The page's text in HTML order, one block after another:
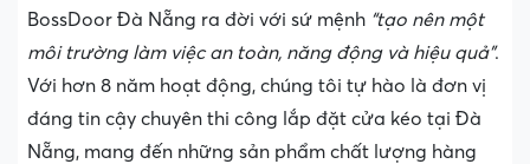
BossDoor Đà Nẵng ra đời với sứ mệnh “tạo nên một
môi trường làm việc an toàn, năng động và hiệu quả”.
Với hơn 8 năm hoạt động, chúng tôi tự hào là đơn vị
đáng tin cậy chuyên thi công lắp đặt cửa kéo tại Đà
Nẵng, mang đến những sản phẩm chất lượng hàng